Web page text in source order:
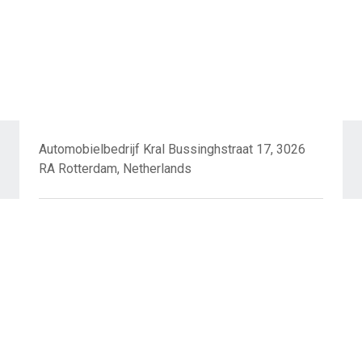
Automobielbedrijf Kral Bussinghstraat 17, 3026
RA Rotterdam, Netherlands